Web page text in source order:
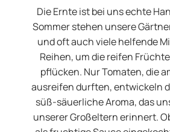
Die Ernte ist bei uns echte
Sommer stehen unsere
und oft auch viele helfende
Reihen, um die reifen
pflücken. Nur Tomaten, die
ausreifen durften, entwickeln
süß-säuerliche Aroma, das
unserer Großeltern erinnert.